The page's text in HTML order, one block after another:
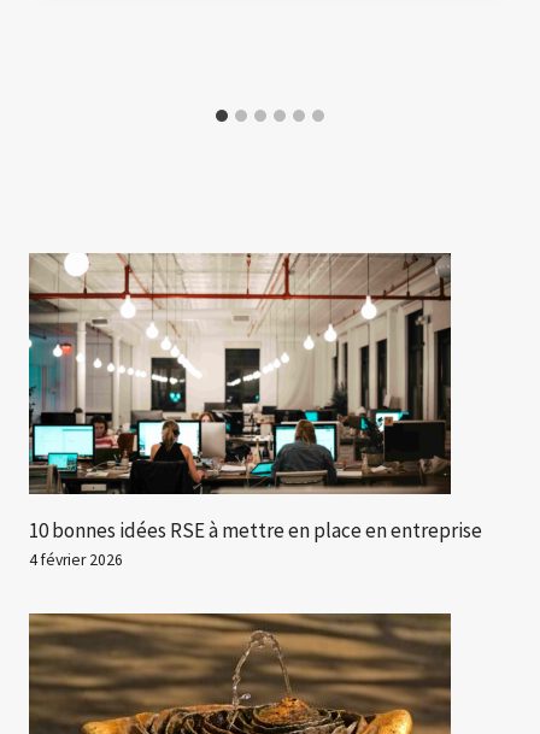
10 bonnes idées RSE à mettre en place en entreprise
4 février 2026